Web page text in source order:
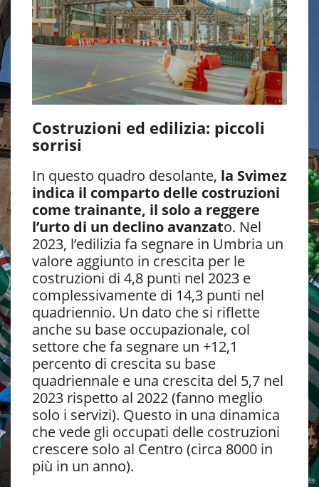
Costruzioni ed edilizia: piccoli
sorrisi
In questo quadro desolante, la Svimez
indica il comparto delle costruzioni
come trainante, il solo a reggere
l’urto di un declino avanzato. Nel
2023, l’edilizia fa segnare in Umbria un
valore aggiunto in crescita per le
costruzioni di 4,8 punti nel 2023 e
complessivamente di 14,3 punti nel
quadriennio. Un dato che si riflette
anche su base occupazionale, col
settore che fa segnare un +12,1
percento di crescita su base
quadriennale e una crescita del 5,7 nel
2023 rispetto al 2022 (fanno meglio
solo i servizi). Questo in una dinamica
che vede gli occupati delle costruzioni
crescere solo al Centro (circa 8000 in
più in un anno).